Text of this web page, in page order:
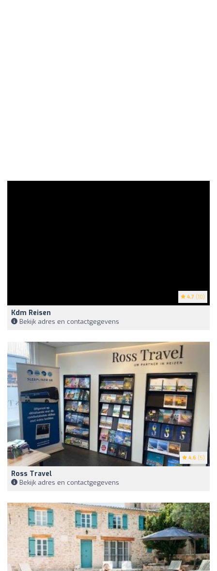
4.7 (10)
Kdm Reisen
Bekijk adres en contactgegevens
4.6 (5)
Ross Travel
Bekijk adres en contactgegevens